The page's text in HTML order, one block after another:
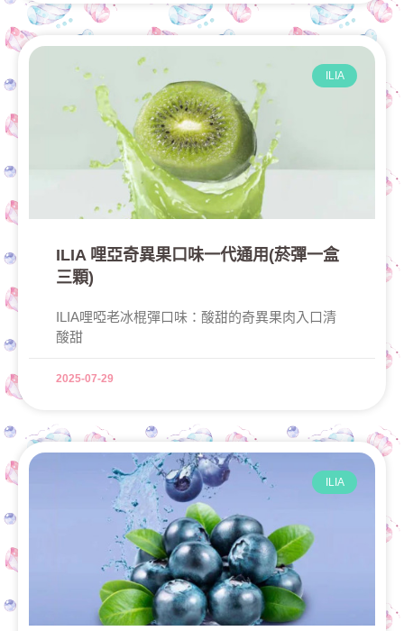
ILIA
ILIA 哩亞奇異果口味一代通用(菸彈一盒
三顆)
ILIA哩啞老冰棍彈口味：酸甜的奇異果肉入口清
酸甜
2025-07-29
ILIA